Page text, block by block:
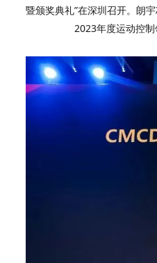
暨颁奖典礼”在深圳召开。朗
2023年度运动控制